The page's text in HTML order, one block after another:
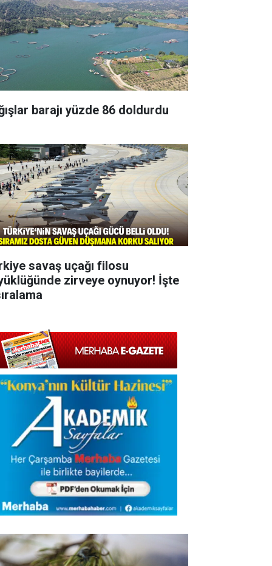
barajı yüzde 86 doldurdu
savaş uçağı filosu
zirveye oynuyor! İşte